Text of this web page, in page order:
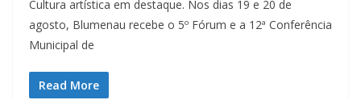
c
a
Cultura artística em destaque. Nos dias 19 e 20 de
agosto, Blumenau recebe o 5º Fórum e a 12ª Conferência
Municipal de
Read More